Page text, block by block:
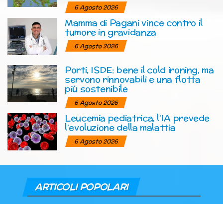
6 Agosto 2026
Mamma di Pagani vince contro il
tumore in gravidanza
6 Agosto 2026
Porti, ISDE: bene il cold ironing, ma
servono rinnovabili e una flotta
più sostenibile
6 Agosto 2026
Leucemia pediatrica, l’IA prevede
l’evoluzione della malattia
6 Agosto 2026
ARTICOLI POPOLARI